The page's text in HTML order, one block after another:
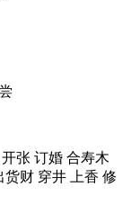
张 订婚 合寿木
财 穿井 上香 修